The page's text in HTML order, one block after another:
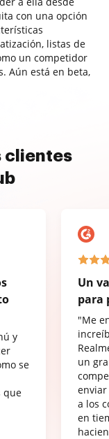
con una opción
listas de
un competidor
Aún está en beta,
clientes
y
se
que
Un
para
"Me
un
a los
en